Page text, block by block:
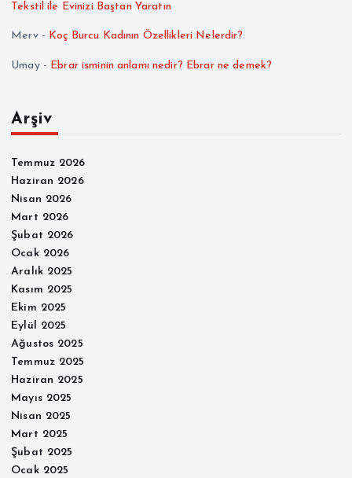
Tekstil ile Evinizi Baştan Yaratın
Merv- Koç Burcu Kadının Özellikleri Nelerdir?
Umay- Ebrar isminin anlamı nedir? Ebrar ne demek?
Arşiv
Temmuz 2026
Haziran 2026
Nisan 2026
Mart 2026
Şubat 2026
Ocak 2026
Aralık 2025
Kasım 2025
Ekim 2025
Eylül 2025
Ağustos 2025
Temmuz 2025
Haziran 2025
Mayıs 2025
Nisan 2025
Mart 2025
Şubat 2025
Ocak 2025